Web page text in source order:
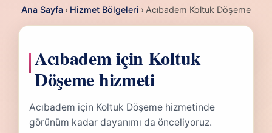
Ana Sayfa › Hizmet Bölgeleri › Acıbadem Koltuk Döşeme
Acıbadem için Koltuk
Döşeme hizmeti
Acıbadem için Koltuk Döşeme hizmetinde
görünüm kadar dayanımı da önceliyoruz.